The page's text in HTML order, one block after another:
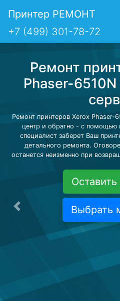
Принтер РЕМОНТ
+7 (499) 301-78-72
Ремонт
Phaser-
Ремонт принтеров Xerox Phaser-
центр и обратно - с помощью
специалист заберет Ваш
детального ремонта.
останется неизменно при
Оставить
Выбрать
Предыдущая